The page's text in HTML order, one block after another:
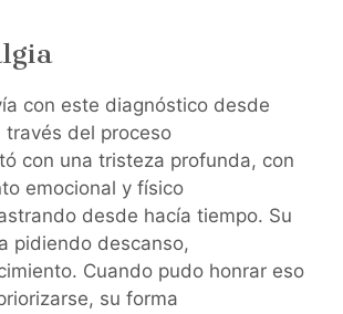
con este diagnóstico desde
través del proceso
con una tristeza profunda, con
emocional y físico
desde hacía tiempo. Su
pidiendo descanso,
Cuando pudo honrar eso
su forma